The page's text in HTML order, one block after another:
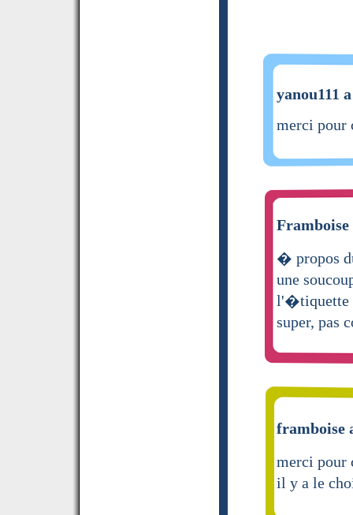
yanou111
merci pour
� propos
une
l'�tiquette
super,
framboise
merci pour
il y a le